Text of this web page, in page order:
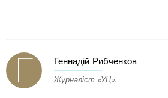
Геннадій Рибченков
Журналіст «УЦ».